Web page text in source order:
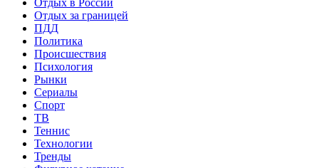
Отдых за границей
ПДД
Политика
Происшествия
Психология
Рынки
Сериалы
Спорт
ТВ
Теннис
Технологии
Тренды